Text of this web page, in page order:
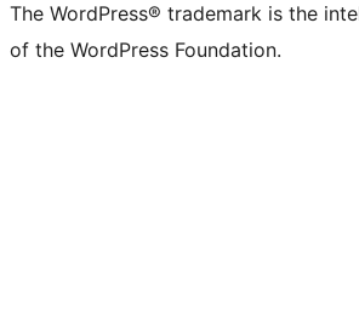
The WordPress® trademark is the
of the WordPress Foundation.